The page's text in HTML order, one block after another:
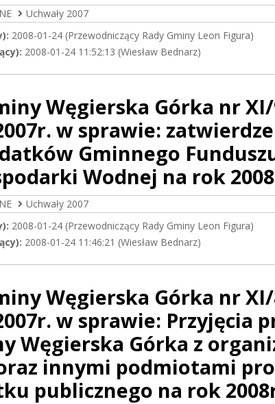
Uchwały 2007
2008-01-24 (Przewodniczący Rady Gminy Leon Figura)
2008-01-24 11:52:13 (Wiesław Bednarz)
Węgierska Górka nr
w sprawie:
Gminnego
Wodnej na rok
Uchwały 2007
2008-01-24 (Przewodniczący Rady Gminy Leon Figura)
2008-01-24 11:46:21 (Wiesław Bednarz)
Węgierska Górka nr
w sprawie: Przyjęcia
Węgierska Górka z
innymi podmiotami
publicznego na rok